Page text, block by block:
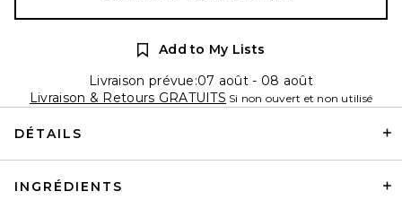
Add to My Lists
Livraison prévue:07 août - 08 août
Livraison & Retours GRATUITS Si non ouvert et non utilisé
DÉTAILS
INGRÉDIENTS